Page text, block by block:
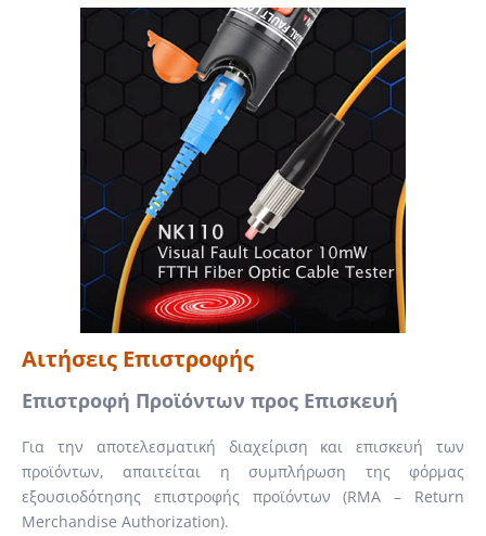
Αιτήσεις Επιστροφής
Επιστροφή Προϊόντων προς Επισκευή
Για την αποτελεσματική διαχείριση και επισκευή των
προϊόντων, απαιτείται η συμπλήρωση της φόρμας
εξουσιοδότησης επιστροφής προϊόντων (RMA – Return
Merchandise Authorization).